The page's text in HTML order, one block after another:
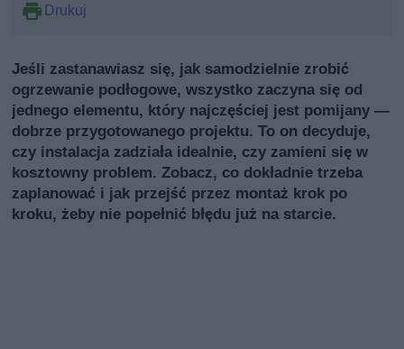
Drukuj
Jeśli zastanawiasz się, jak samodzielnie zrobić
ogrzewanie podłogowe, wszystko zaczyna się od
jednego elementu, który najczęściej jest pomijany —
dobrze przygotowanego projektu. To on decyduje,
czy instalacja zadziała idealnie, czy zamieni się w
kosztowny problem. Zobacz, co dokładnie trzeba
zaplanować i jak przejść przez montaż krok po
kroku, żeby nie popełnić błędu już na starcie.